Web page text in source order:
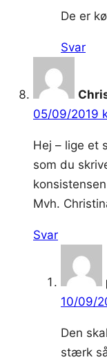
De er
Svar
05/09/2019
Hej – lige et
som du
Mvh.
Svar
10/09/
Den
stærk